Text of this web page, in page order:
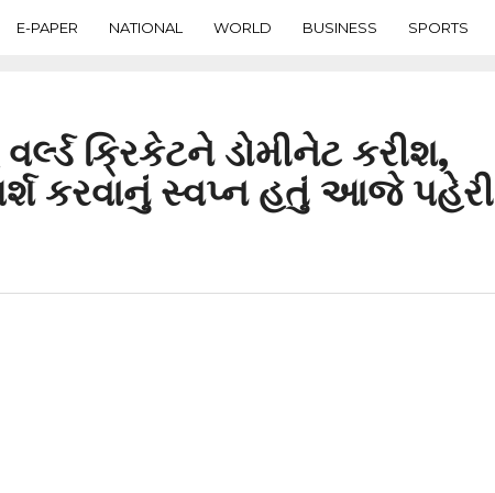
E-PAPER NATIONAL WORLD BUSINESS SPORTS
ક્રિકેટને ડોમીનેટ કરીશ,
કરવાનું સ્વપ્ન હતું આજે પહેરી